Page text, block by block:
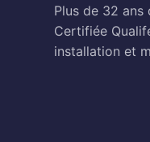
Plus de 32 ans
Certifiée
installation et